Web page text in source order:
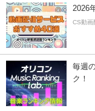
2026
CS動画
毎週
ク！